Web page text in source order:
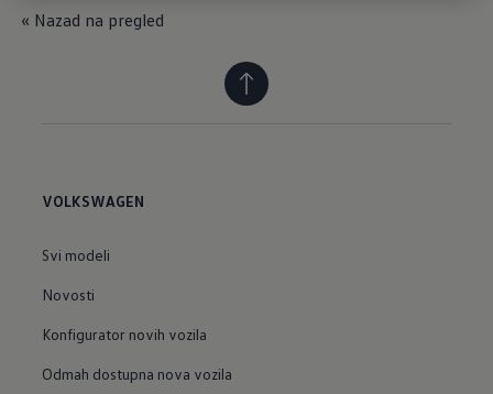
« Nazad na pregled
VOLKSWAGEN
Svi modeli
Novosti
Konfigurator novih vozila
Odmah dostupna nova vozila